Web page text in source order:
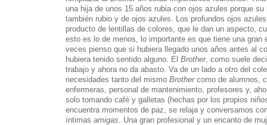
una hija de unos 15 años rubia con ojos azules porque
también rubio y de ojos azules. Los profundos ojos
producto de lentillas de colores, que le dan un aspecto,
esto es lo de menos, lo importante es que tiene una gran
veces pienso que si hubiera llegado unos años antes al
hubiera tenido sentido alguno. El Brother, como suele
trabajo y ahora no da abasto. Va de un lado a otro del
necesidades tanto del mismo Brothercomo de alumnos,
enfermeras, personal de mantenimiento, profesores y,
solo tomando café y galletas (hechas por los propios
encuentra momentos de paz, se relaja y conversamos
íntimas amigas . Una gran profesional y un encanto de